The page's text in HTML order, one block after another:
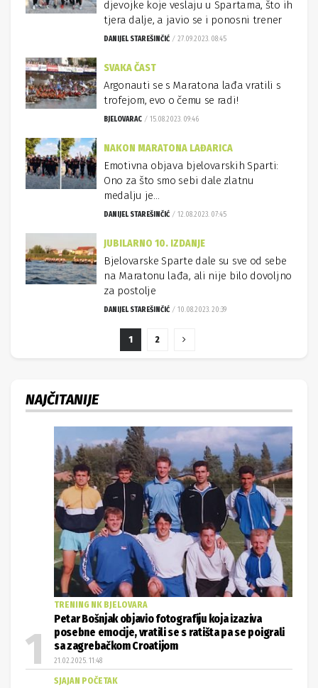
djevojke koje veslaju u Spartama, što ih
tjera dalje, a javio se i ponosni trener
DANIJEL STAREŠINČIĆ 27.09.2023. 08:45
SVAKA ČAST
Argonauti se s Maratona lađa vratili s
trofejom, evo o čemu se radi!
BJELOVARAC 15.08.2023. 09:46
NAKON MARATONA LAĐARICA
Emotivna objava bjelovarskih Sparti:
Ono za što smo sebi dale zlatnu
medalju je…
DANIJEL STAREŠINČIĆ 12.08.2023. 07:45
JUBILARNO 10. IZDANJE
Bjelovarske Sparte dale su sve od sebe
na Maratonu lađa, ali nije bilo dovoljno
za postolje
DANIJEL STAREŠINČIĆ 10.08.2023. 20:39
1 2
NAJČITANIJE
TRENING NK BJELOVARA
Petar Bošnjak objavio fotografiju koja izaziva
posebne emocije, vratili se s ratišta pa se poigrali
sa zagrebačkom Croatijom
21.02.2025. 11:48
SJAJAN POČETAK